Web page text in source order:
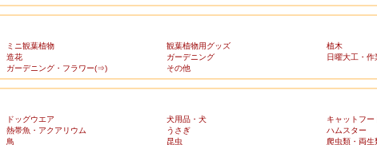
ミニ観葉植物 観葉植物用グッズ
植木
造花 ガーデニング
日曜大工・作
ガーデニング・フラワー(⇒) その他
ドッグウエア 犬用品・犬
キャットフー
熱帯魚・アクアリウム うさぎ
ハムスター
鳥 昆虫
爬虫類・両生